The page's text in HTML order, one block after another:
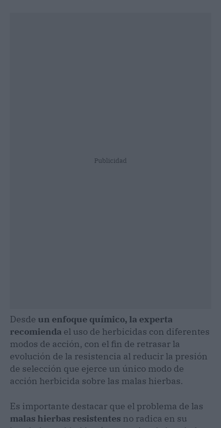
Publicidad
Desde un enfoque químico, la experta
recomienda el uso de herbicidas con diferentes
modos de acción, con el fin de retrasar la
evolución de la resistencia al reducir la presión
de selección que ejerce un único modo de
acción herbicida sobre las malas hierbas.
Es importante destacar que el problema de las
malas hierbas resistentes no radica en su